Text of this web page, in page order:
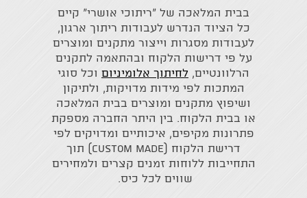
בבית המלאכה של "ריתוכי אושרי" קיים
כל הציוד הנדרש לעבודות ריתוך ארגון,
לעבודות מסגרות וייצור מתקנים ומוצרים
על פי דרישות הלקוח ובהתאמה לתקנים
הרלוונטיים, לחיתוך אלומיניום וכל סוגי
המתכות לפי מידות מדויקות, ולתיקון
ושיפוץ מתקנים ומוצרים בבית המלאכה
או בבית הלקוח. בין היתר החברה מספקת
פתרונות מקיפים, איכותיים ומדויקים לפי
דרישת הלקוח (Custom Made) תוך
התחייבות ללוחות זמנים קצרים ולמחירים
שווים לכל כיס.